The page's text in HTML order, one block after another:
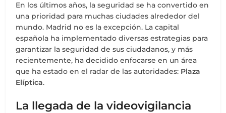
En los últimos años, la seguridad se ha convertido en
una prioridad para muchas ciudades alrededor del
mundo. Madrid no es la excepción. La capital
española ha implementado diversas estrategias para
garantizar la seguridad de sus ciudadanos, y más
recientemente, ha decidido enfocarse en un área
que ha estado en el radar de las autoridades: Plaza
Elíptica.
La llegada de la videovigilancia